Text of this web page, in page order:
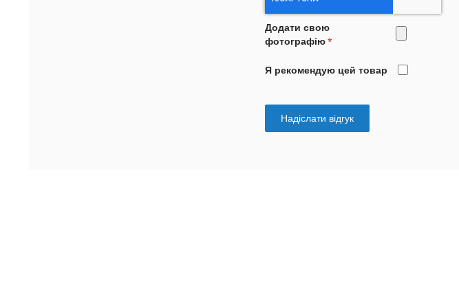
Додати свою
фотографію
Я рекомендую цей товар
Надіслати відгук